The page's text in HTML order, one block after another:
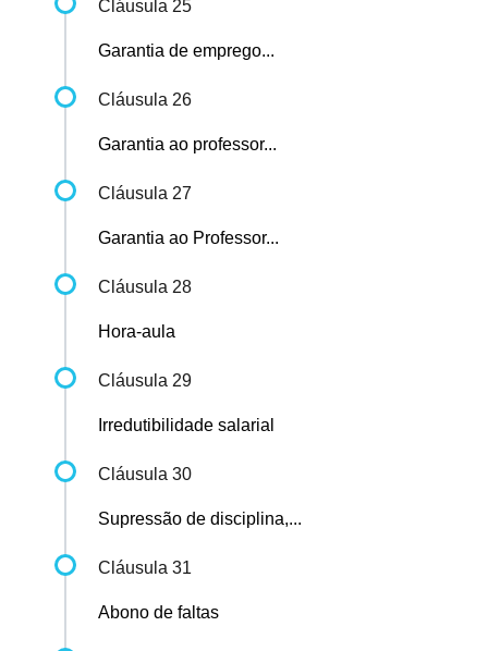
Cláusula 25
Garantia de emprego...
Cláusula 26
Garantia ao professor...
Cláusula 27
Garantia ao Professor...
Cláusula 28
Hora-aula
Cláusula 29
Irredutibilidade salarial
Cláusula 30
Supressão de disciplina,...
Cláusula 31
Abono de faltas